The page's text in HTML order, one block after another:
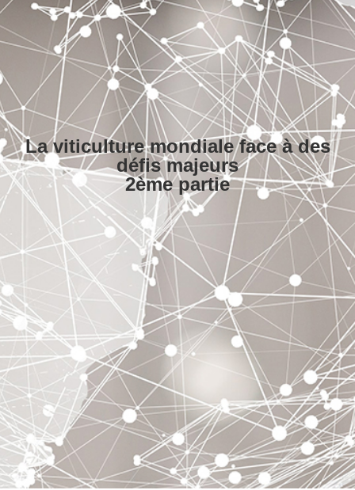
La viticulture mondiale face à des
défis majeurs
2ème partie